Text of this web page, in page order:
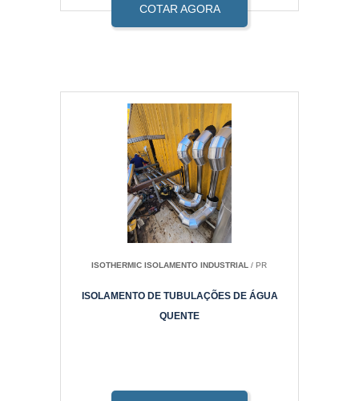
COTAR AGORA
ISOTHERMIC ISOLAMENTO INDUSTRIAL / PR
ISOLAMENTO DE TUBULAÇÕES DE ÁGUA
QUENTE